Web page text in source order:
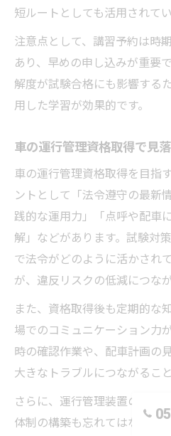
短ルートとしても活用されてい
注意点として、講習予約は時
あり、早めの申し込みが重要
解度が試験合格にも影響する
用した学習が効果的です。
車の運行管理資格取得で見
車の運行管理資格取得を目指
ントとして「法令遵守の最新
践的な運用力」「点呼や配車
解」などがあります。試験対
で法令がどのように活かされ
が、違反リスクの低減につなが
また、資格取得後も定期的な
場でのコミュニケーション力
時の確認作業や、配車計画の
大きなトラブルにつながるこ
さらに、運行管理装置の活用
体制の構築も忘れてはならな